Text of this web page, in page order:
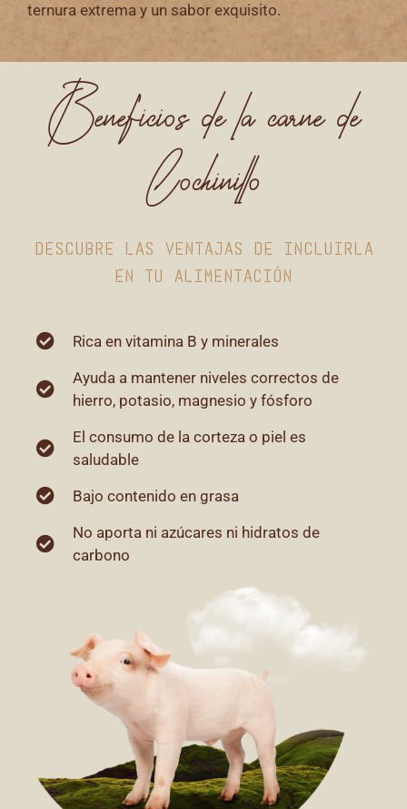
ternura extrema y un sabor exquisito.
Beneficios de la carne de
Cochinillo
DESCUBRE LAS VENTAJAS DE INCLUIRLA
EN TU ALIMENTACIÓN
Rica en vitamina B y minerales
Ayuda a mantener niveles correctos de
hierro, potasio, magnesio y fósforo
El consumo de la corteza o piel es
saludable
Bajo contenido en grasa
No aporta ni azúcares ni hidratos de
carbono